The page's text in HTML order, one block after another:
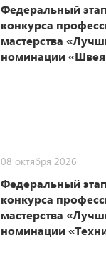
Федеральный
конкурса
мастерства
номинации
08 октября 2026
Федеральный
конкурса
мастерства
номинации